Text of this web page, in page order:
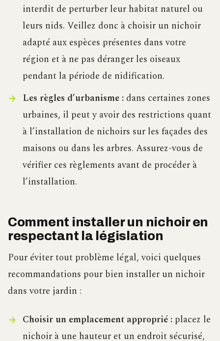
interdit de perturber leur habitat naturel ou
leurs nids. Veillez donc à choisir un nichoir
adapté aux espèces présentes dans votre
région et à ne pas déranger les oiseaux
pendant la période de nidification.
Les règles d’urbanisme :dans certaines zones
urbaines, il peut y avoir des restrictions quant
à l’installation de nichoirs sur les façades des
maisons ou dans les arbres. Assurez-vous de
vérifier ces règlements avant de procéder à
l’installation.
Comment installer un nichoir en
respectant la législation
Pour éviter tout problème légal, voici quelques
recommandations pour bien installer un nichoir
dans votre jardin :
Choisir un emplacement approprié :placez le
nichoir à une hauteur et un endroit sécurisé,